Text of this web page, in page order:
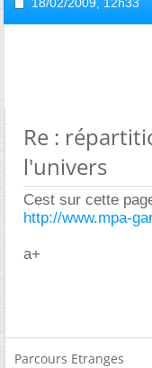
Re :
l'univers
Cest sur cette
http://www.mpa-
a+
Parcours Etranges